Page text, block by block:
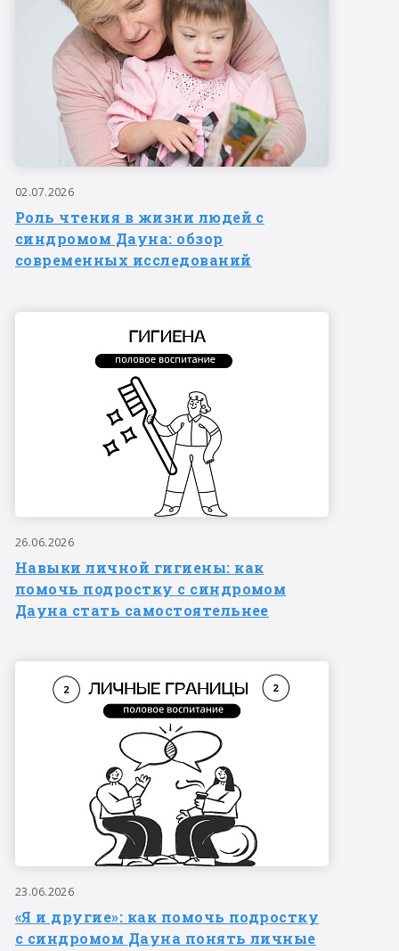
02.07.2026
Роль чтения в жизни людей с
синдромом Дауна: обзор
современных исследований
26.06.2026
Навыки личной гигиены: как
помочь подростку с синдромом
Дауна стать самостоятельнее
23.06.2026
«Я и другие»: как помочь подростку
с синдромом Дауна понять личные